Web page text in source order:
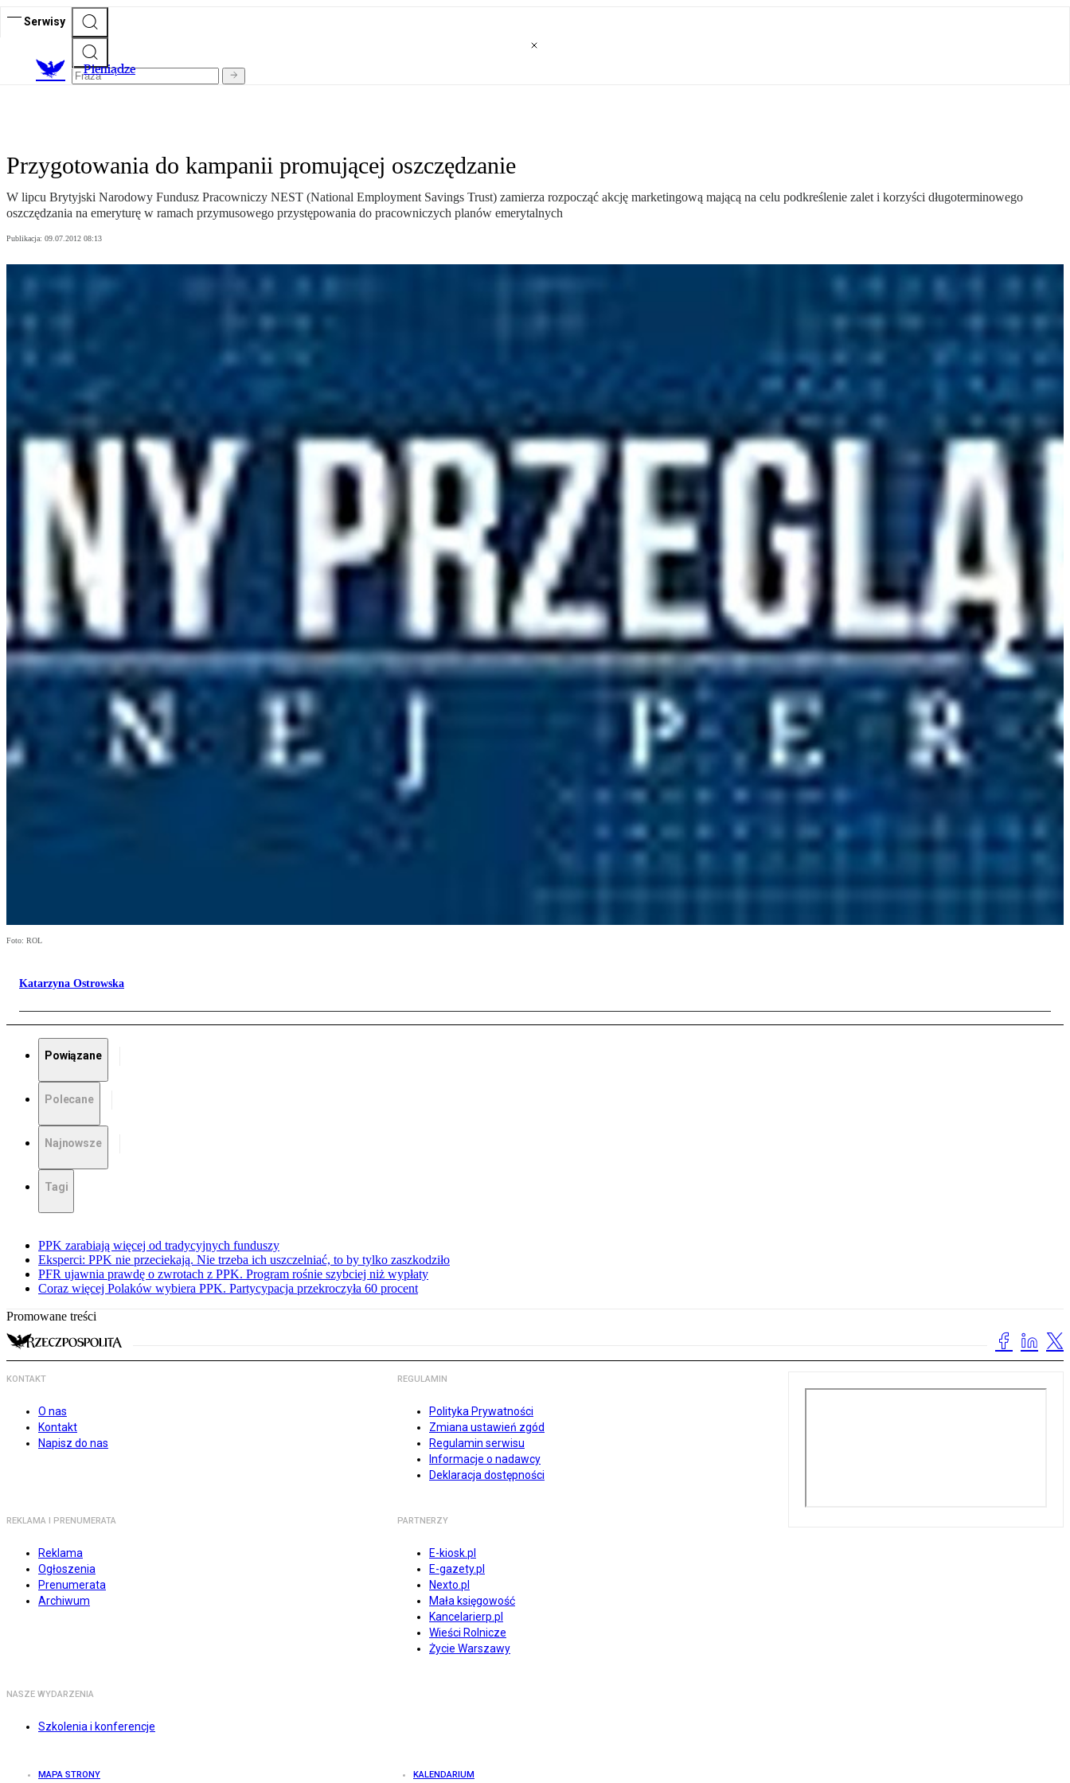
Serwisy
Pieniądze
Przygotowania do kampanii promującej oszczędzanie
W lipcu Brytyjski Narodowy Fundusz Pracowniczy NEST (National Employment Savings Trust) zamierza rozpocząć akcję marketingową mającą na celu podkreślenie zalet i korzyści długoterminowego
oszczędzania na emeryturę w ramach przymusowego przystępowania do pracowniczych planów emerytalnych
Publikacja: 09.07.2012 08:13
Foto: ROL
Katarzyna Ostrowska
Powiązane
Polecane
Najnowsze
Tagi
PPK zarabiają więcej od tradycyjnych funduszy
Eksperci: PPK nie przeciekają. Nie trzeba ich uszczelniać, to by tylko zaszkodziło
PFR ujawnia prawdę o zwrotach z PPK. Program rośnie szybciej niż wypłaty
Coraz więcej Polaków wybiera PPK. Partycypacja przekroczyła 60 procent
Promowane treści
KONTAKT
O nas
Kontakt
Napisz do nas
REGULAMIN
Polityka Prywatności
Zmiana ustawień zgód
Regulamin serwisu
Informacje o nadawcy
Deklaracja dostępności
REKLAMA I PRENUMERATA
Reklama
Ogłoszenia
Prenumerata
Archiwum
PARTNERZY
E-kiosk.pl
E-gazety.pl
Nexto.pl
Mała księgowość
Kancelarierp.pl
Wieści Rolnicze
Życie Warszawy
NASZE WYDARZENIA
Szkolenia i konferencje
MAPA STRONY KALENDARIUM